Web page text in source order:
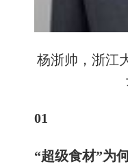
杨浙帅，浙江
01
“超级食材”为